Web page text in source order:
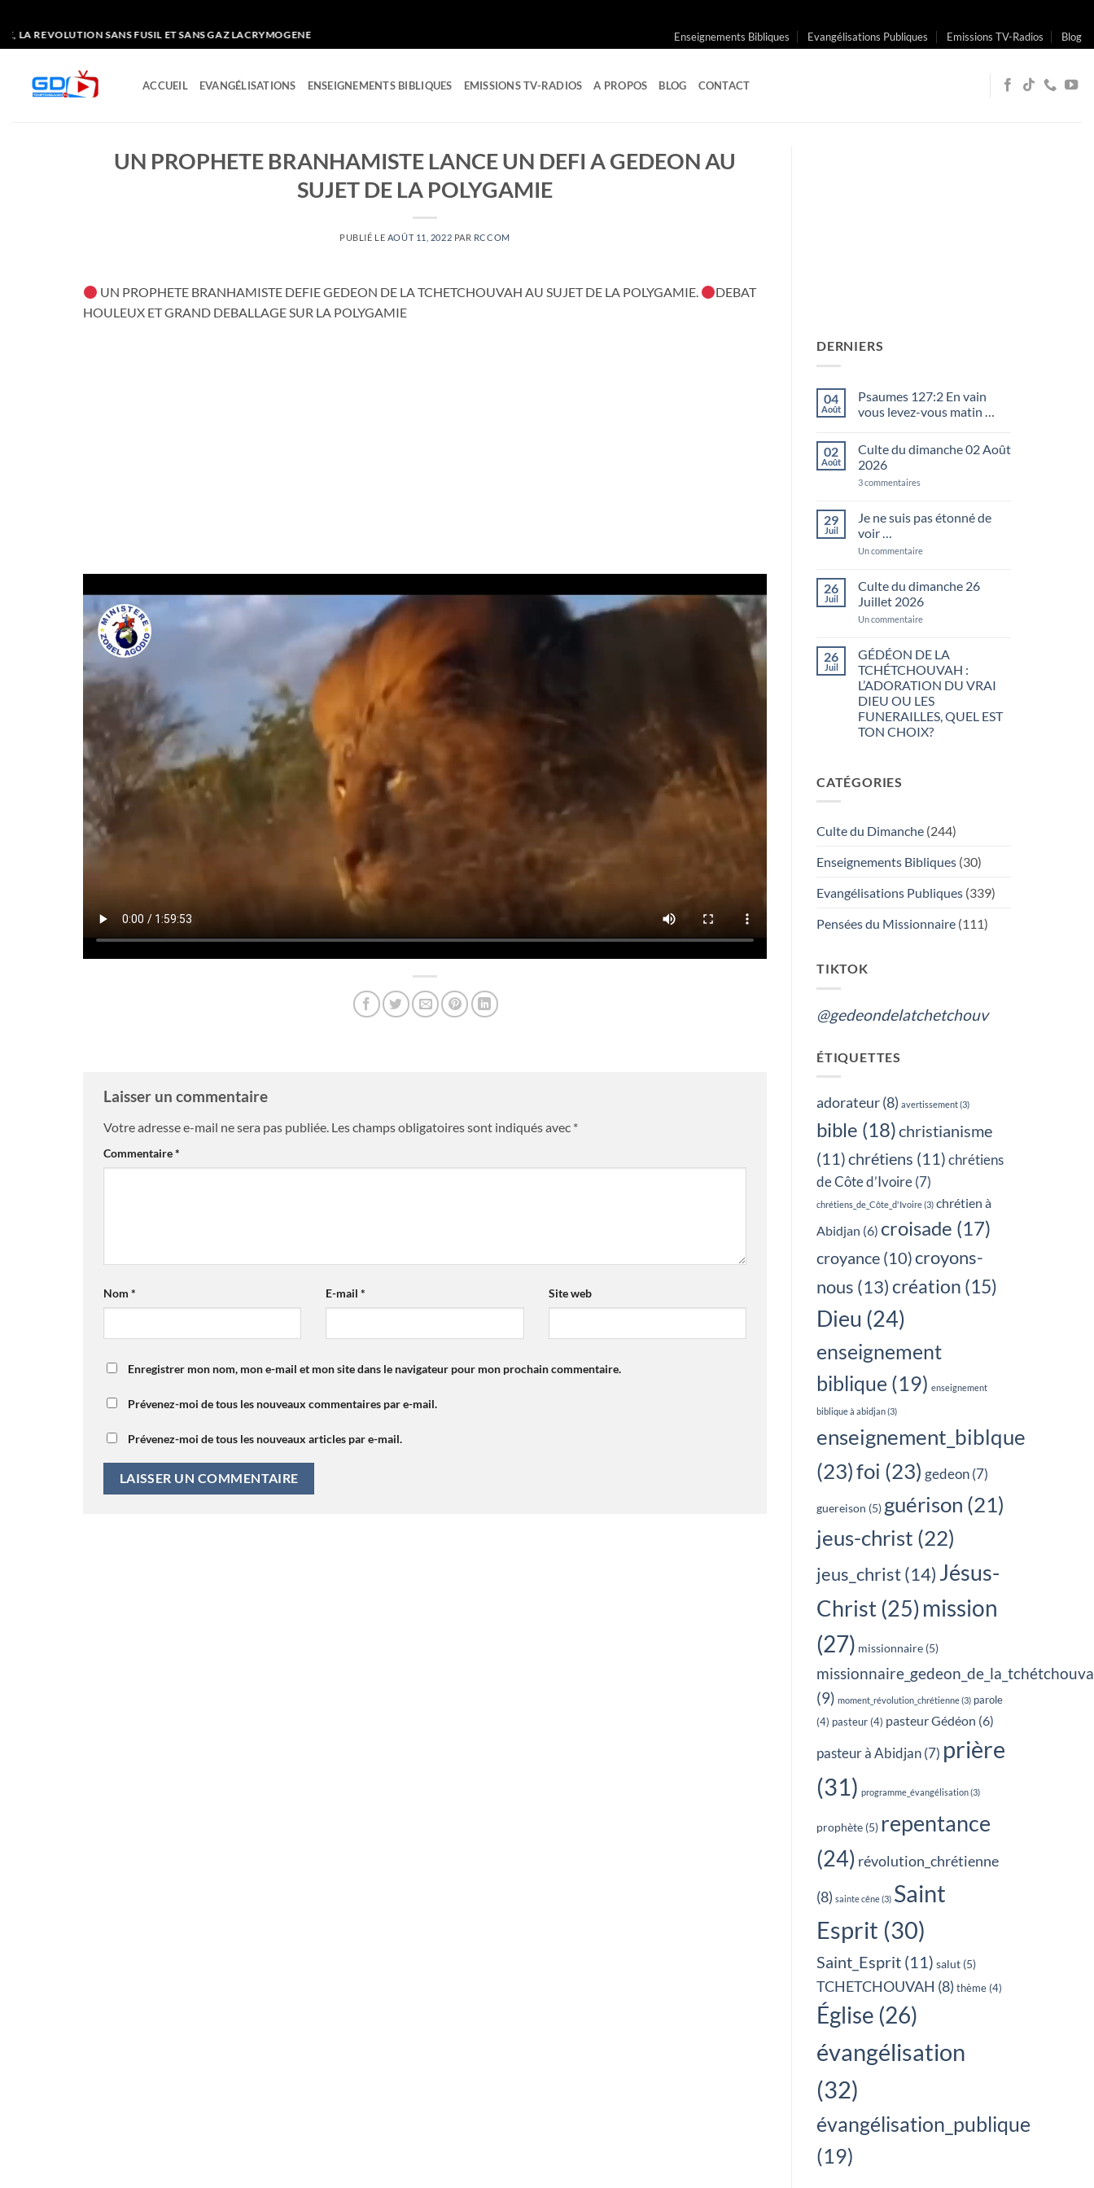
Passer
au
contenu
SANS FUSIL ET SANS GAZ LACRYMOGENE Enseignements Bibliques Evangélisations Publiques Emissions TV-Radios Blog
ACCUEIL EVANGÉLISATIONS ENSEIGNEMENTS BIBLIQUES EMISSIONS TV-RADIOS A PROPOS BLOG CONTACT
UN PROPHETE BRANHAMISTE LANCE UN DEFI A GEDEON AU
SUJET DE LA POLYGAMIE
PUBLIÉ LE AOÛT 11, 2022 PAR RCCOM
UN PROPHETE BRANHAMISTE DEFIE GEDEON DE LA TCHETCHOUVAH AU SUJET DE LA POLYGAMIE.
DEBAT
HOULEUX ET GRAND DEBALLAGE SUR LA POLYGAMIE
Laisser un commentaire
Votre adresse e-mail ne sera pas publiée. Les champs obligatoires sont indiqués avec *
Commentaire*
Nom * E-mail* Site web
Enregistrer mon nom, mon e-mail et mon site dans le navigateur pour mon prochain commentaire.
Prévenez-moi de tous les nouveaux commentaires par e-mail.
Prévenez-moi de tous les nouveaux articles par e-mail.
DERNIERS
04
Août
Psaumes 127:2 En vain
vous levez-vous matin …
sur
Psaumes
127:2
En
levez-
vous
matin
02
Août
Culte du dimanche 02 Août
2026
3 commentaires
dimanche
02
29
Juil
Je ne suis pas étonné de
voir …
Un commentairesur
pas
étonné
voir
26
Juil
Culte du dimanche 26
Juillet 2026
Un commentairesur
dimanche
26
Juillet
2026
26
Juil
GÉDÉON DE LA
TCHÉTCHOUVAH :
L’ADORATION DU VRAI
DIEU OU LES
FUNERAILLES, QUEL EST
TON CHOIX?
GÉDÉON
DE
L’ADORATION
DIEU
FUNERAILLES,
TON
CATÉGORIES
Culte du Dimanche (244)
Enseignements Bibliques (30)
Evangélisations Publiques (339)
Pensées du Missionnaire (111)
TIKTOK
@gedeondelatchetchouv
ÉTIQUETTES
adorateur(8) avertissement(3)
bible (18)christianisme
(11)chrétiens (11)chrétiens
de Côte d’Ivoire(7)
chrétiens_de_Côte_d'Ivoire(3) chrétien à
Abidjan (6) croisade (17)
croyance (10)croyons-
nous (13)création (15)
Dieu (24)
enseignement
biblique (19) enseignement
biblique à abidjan(3)
enseignement_biblque
(23)foi (23) gedeon(7)
guereison (5) guérison (21)
jeus-christ (22)
jeus_christ(14) Jésus-
Christ(25) mission
(27) missionnaire (5)
(9) moment_révolution_chrétienne(3) parole
(4) pasteur (4) pasteur Gédéon (6)
pasteur à Abidjan(7) prière
(31) programme_évangélisation(3)
prophète (5) repentance
(24) révolution_chrétienne
(8) sainte cêne(3) Saint
Esprit (30)
Saint_Esprit (11) salut (5)
TCHETCHOUVAH (8) thème (4)
Église (26)
évangélisation
(32)
évangélisation_publique
(19)